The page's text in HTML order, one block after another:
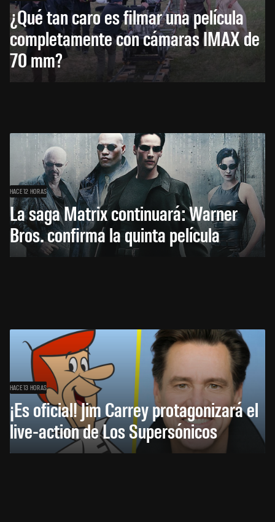
¿Qué tan caro es filmar una película
completamente con cámaras IMAX de
70 mm?
HACE 12 HORAS
La saga Matrix continuará: Warner
Bros. confirma la quinta película
HACE 13 HORAS
¡Es oficial! Jim Carrey protagonizará el
live-action de Los Supersónicos